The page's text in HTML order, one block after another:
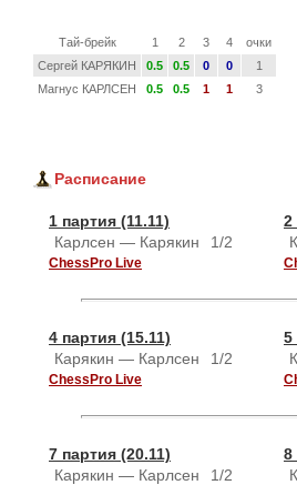
Тай-брейк 1 2 3 4
очки
Сергей КАРЯКИН
0.5 0.5 0 0
1
Магнус КАРЛСЕН
0.5 0.5 1 1 3
Расписание
1 партия (11.11)
Карлсен — Карякин
1/2
ChessPro Live
2
4 партия (15.11)
Карякин — Карлсен
1/2
ChessPro Live
5
7 партия (20.11)
Карякин — Карлсен
1/2
8